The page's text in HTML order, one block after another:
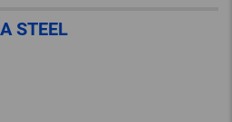
STEEL